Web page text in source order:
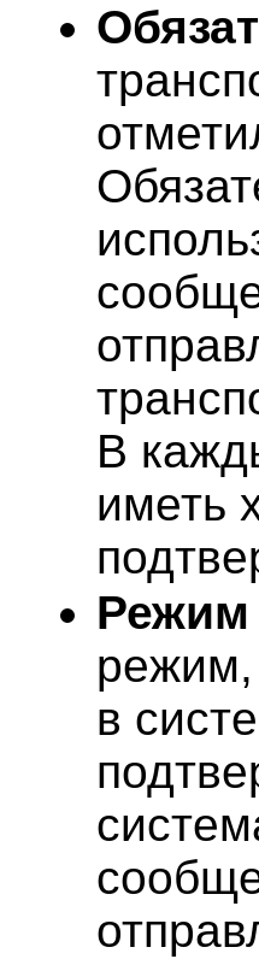
В
иметь
Режим
режим,
в